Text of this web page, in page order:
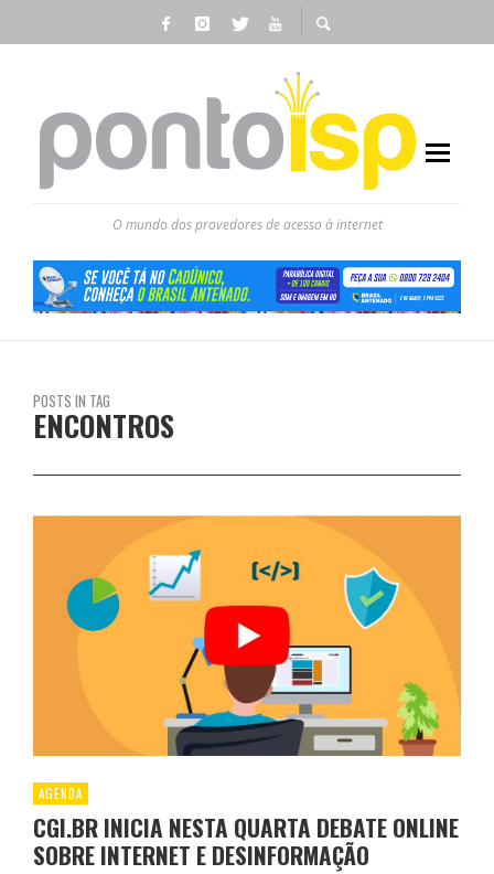
O mundo dos provedores de acesso à internet
POSTS IN TAG
ENCONTROS
AGENDA
CGI.BR INICIA NESTA QUARTA DEBATE ONLINE
SOBRE INTERNET E DESINFORMAÇÃO